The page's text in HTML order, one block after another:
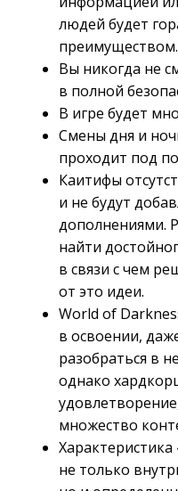
людей будет
преимуществом.
Вы никогда не
в полной
В игре будет
Смены дня и
проходит под
Каитифы
и не будут
дополнениями.
найти
в связи с чем
от это идеи.
World of
в освоении,
разобраться в
однако
множество
Характеристика
не только